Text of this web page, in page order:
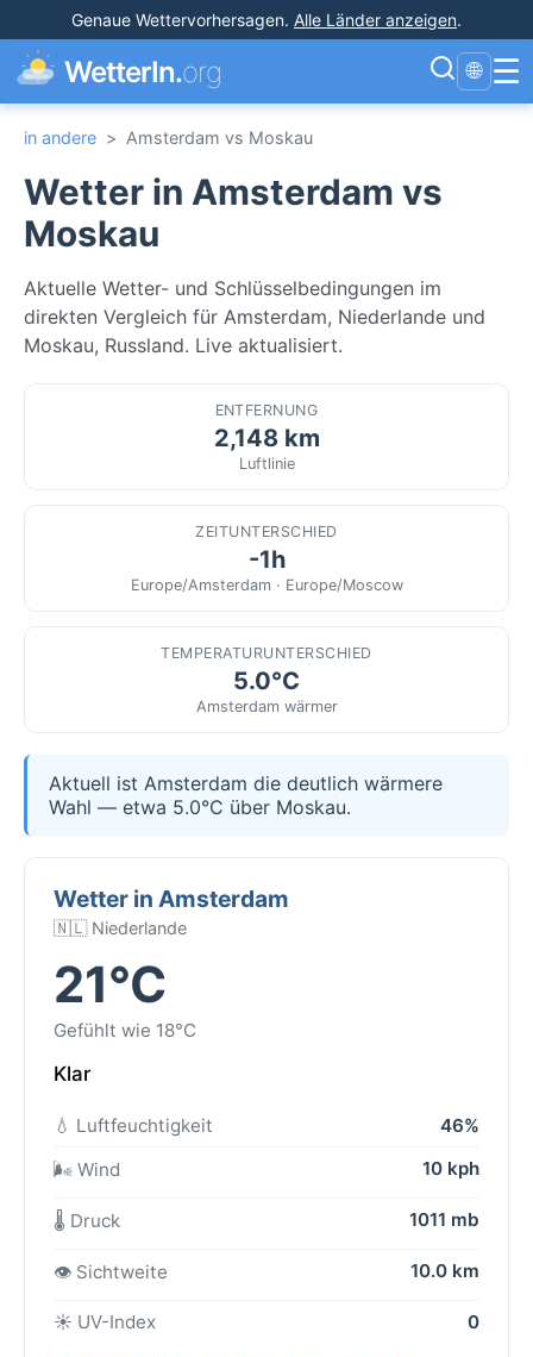
Genaue Wettervorhersagen. Alle Länder anzeigen.
WetterIn.org 🌐 ☰
in andere > Amsterdam vs Moskau
Wetter in Amsterdam vs
Moskau
Aktuelle Wetter- und Schlüsselbedingungen im
direkten Vergleich für Amsterdam, Niederlande und
Moskau, Russland. Live aktualisiert.
ENTFERNUNG
2,148 km
Luftlinie
ZEITUNTERSCHIED
-1h
Europe/Amsterdam · Europe/Moscow
TEMPERATURUNTERSCHIED
5.0°C
Amsterdam wärmer
Aktuell ist Amsterdam die deutlich wärmere
Wahl — etwa 5.0°C über Moskau.
Wetter in Amsterdam
🇳🇱 Niederlande
21°C
Gefühlt wie 18°C
Klar
💧 Luftfeuchtigkeit
46%
🌬️ Wind
10 kph
🌡️ Druck 1011 mb
👁️ Sichtweite 10.0 km
☀️ UV-Index 0